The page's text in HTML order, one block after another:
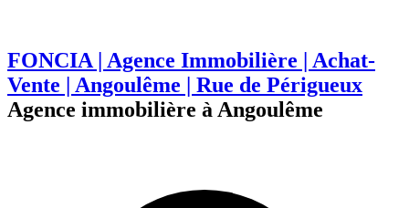
FONCIA | Agence Immobilière | Achat-
Vente | Angoulême | Rue de Périgueux
Agence immobilière à Angoulême